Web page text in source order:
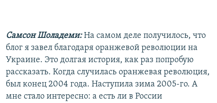
Самсон Шоладеми:На самом деле получилось, что
блог я завел благодаря оранжевой революции на
Украине. Это долгая история, как раз попробую
рассказать. Когда случилась оранжевая революция,
был конец 2004 года. Наступила зима 2005-го. А
мне стало интересно: а есть ли в России